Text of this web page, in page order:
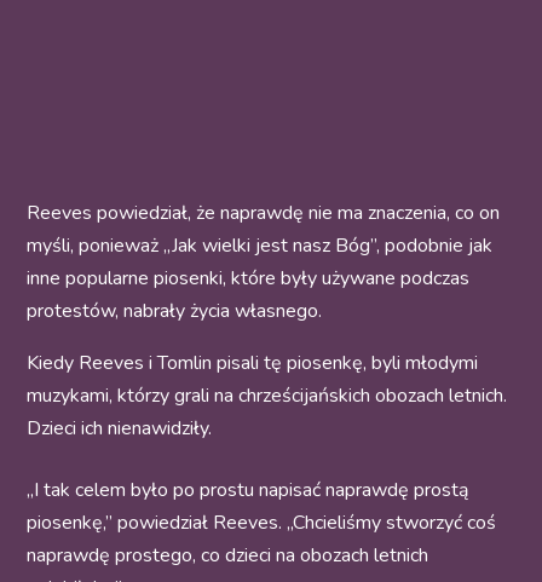
Reeves powiedział, że naprawdę nie ma znaczenia, co on
myśli, ponieważ „Jak wielki jest nasz Bóg”, podobnie jak
inne popularne piosenki, które były używane podczas
protestów, nabrały życia własnego.
Kiedy Reeves i Tomlin pisali tę piosenkę, byli młodymi
muzykami, którzy grali na chrześcijańskich obozach letnich.
Dzieci ich nienawidziły.
„I tak celem było po prostu napisać naprawdę prostą
piosenkę,” powiedział Reeves. „Chcieliśmy stworzyć coś
naprawdę prostego, co dzieci na obozach letnich